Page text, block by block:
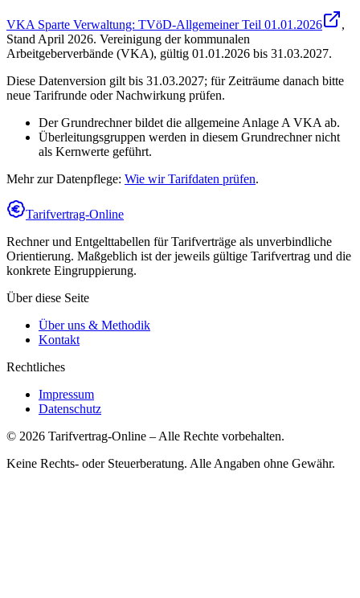
VKA Sparte Verwaltung: TVöD-Allgemeiner Teil 01.01.2026
,
Stand April 2026. Vereinigung der kommunalen
Arbeitgeberverbände (VKA), gültig 01.01.2026 bis 31.03.2027.
Diese Datenversion gilt bis 31.03.2027; für Zeiträume danach bitte
neue Tarifrunde oder Nachwirkung prüfen.
Der Grundrechner bildet die allgemeine Anlage A VKA ab.
Überleitungsgruppen werden in diesem Grundrechner nicht
als Kernwerte geführt.
Mehr zur Datenpflege: Wie wir Tarifdaten prüfen.
Tarifvertrag-Online
Rechner und Entgelttabellen für Tarifverträge als unverbindliche
Orientierung. Maßgeblich ist der jeweils gültige Tarifvertrag und die
konkrete Eingruppierung.
Über diese Seite
Über uns & Methodik
Kontakt
Rechtliches
Impressum
Datenschutz
© 2026 Tarifvertrag-Online – Alle Rechte vorbehalten.
Keine Rechts- oder Steuerberatung. Alle Angaben ohne Gewähr.